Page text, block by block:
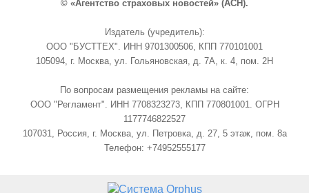
© «Агентство страховых новостей» (АСН).
Издатель (учредитель):
ООО "БУСТТЕХ". ИНН 9701300506, КПП 770101001
105094, г. Москва, ул. Гольяновская, д. 7А, к. 4, пом. 2Н
По вопросам размещения рекламы на сайте:
ООО "Регламент". ИНН 7708323273, КПП 770801001. ОГРН
1177746822527
107031, Россия, г. Москва, ул. Петровка, д. 27, 5 этаж, пом. 8а
Телефон: +74952555177